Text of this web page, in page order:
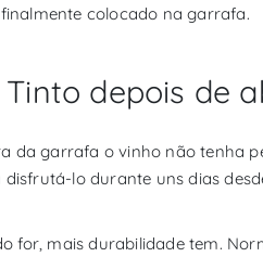
colocado na garrafa.
depois de
da garrafa o vinho não tenha
lo durante uns dias
for, mais durabilidade tem.